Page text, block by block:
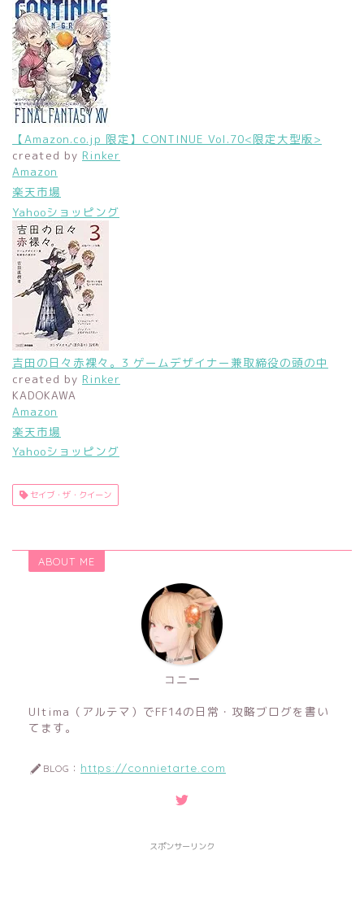
【Amazon.co.jp 限定】CONTINUE Vol.70<限定大型版>
created by Rinker
Amazon
楽天市場
Yahooショッピング
吉田の日々赤裸々。3 ゲームデザイナー兼取締役の頭の中
created by Rinker
KADOKAWA
Amazon
楽天市場
Yahooショッピング
セイブ・ザ・クイーン
ABOUT ME
コニー
Ultima（アルテマ）でFF14の日常・攻略ブログを書い
てます。
BLOG： https://connietarte.com
スポンサーリンク